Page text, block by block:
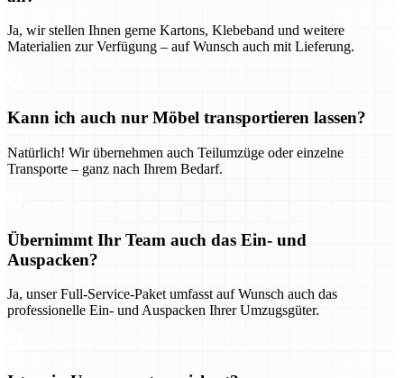
Ja, wir stellen Ihnen gerne Kartons, Klebeband und weitere
Materialien zur Verfügung – auf Wunsch auch mit Lieferung.
Kann ich auch nur Möbel transportieren lassen?
Natürlich! Wir übernehmen auch Teilumzüge oder einzelne
Transporte – ganz nach Ihrem Bedarf.
Übernimmt Ihr Team auch das Ein- und
Auspacken?
Ja, unser Full-Service-Paket umfasst auf Wunsch auch das
professionelle Ein- und Auspacken Ihrer Umzugsgüter.